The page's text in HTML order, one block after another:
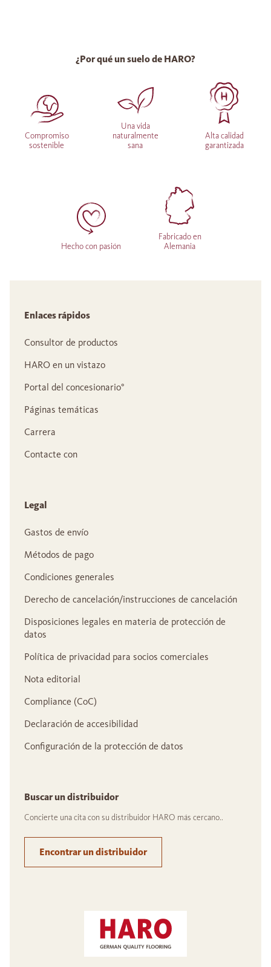
¿Por qué un suelo de HARO?
Compromiso
sostenible
Una vida
naturalmente
sana
Alta calidad
garantizada
Hecho con pasión
Fabricado en
Alemania
Enlaces rápidos
Consultor de productos
HARO en un vistazo
Portal del concesionario°
Páginas temáticas
Carrera
Contacte con
Legal
Gastos de envío
Métodos de pago
Condiciones generales
Derecho de cancelación/instrucciones de cancelación
Disposiciones legales en materia de protección de
datos
Política de privacidad para socios comerciales
Nota editorial
Compliance (CoC)
Declaración de accesibilidad
Configuración de la protección de datos
Buscar un distribuidor
Concierte una cita con su distribuidor HARO más cercano..
Encontrar un distribuidor